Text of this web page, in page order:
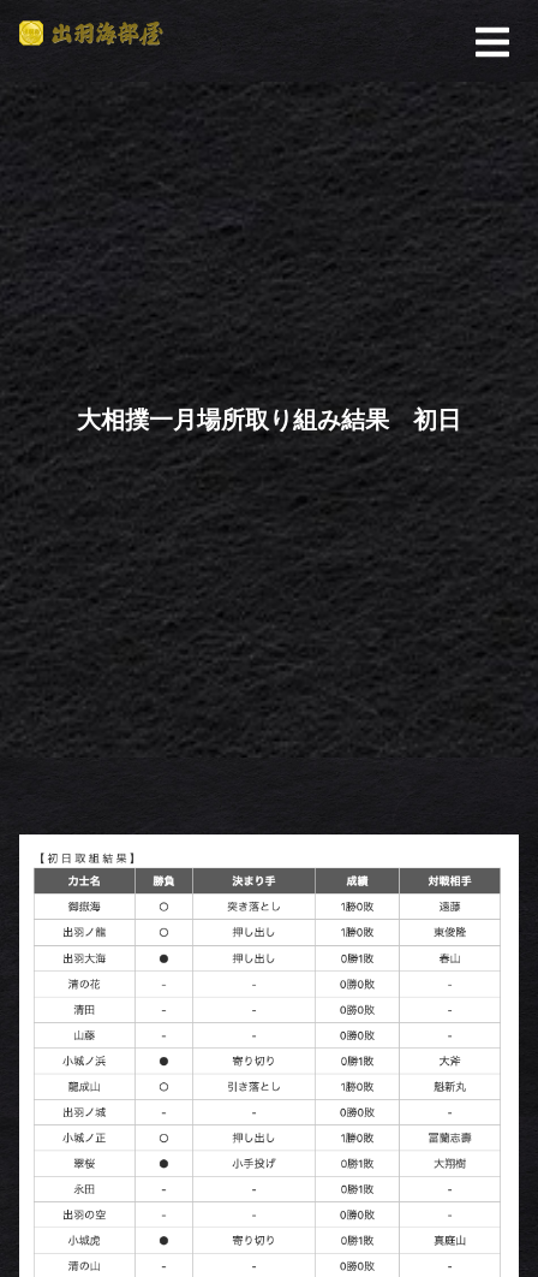
大相撲一月場所取り組み結果 初日